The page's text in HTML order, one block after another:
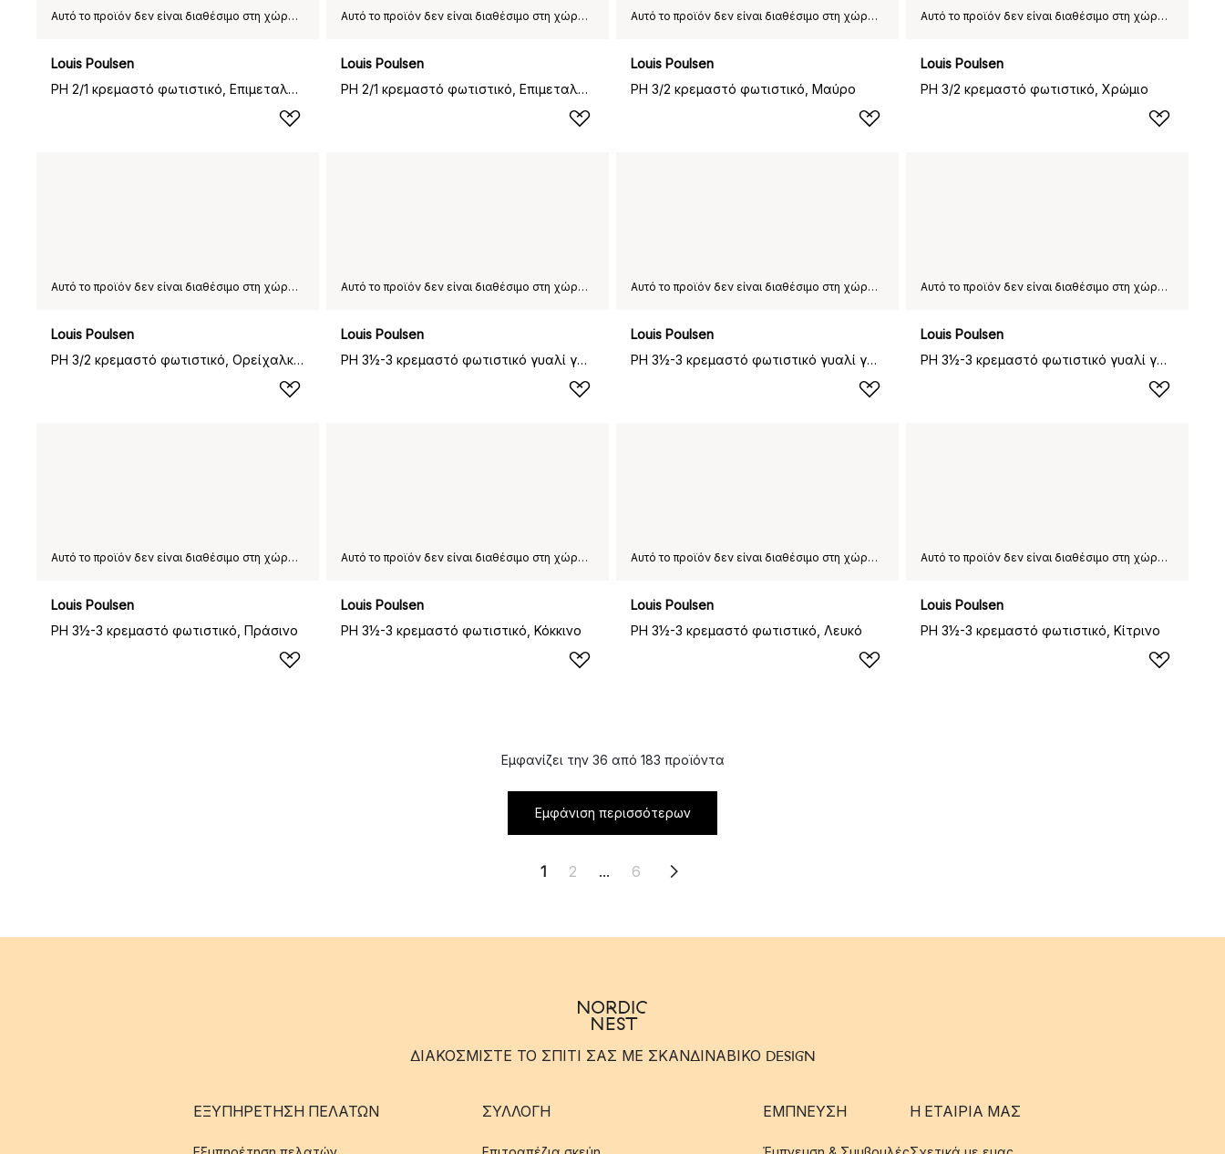
Αυτό το προϊόν δεν είναι διαθέσιμο στη χώρα παράδοσης που έχετε επιλέξει.
Louis Poulsen
PH 2/1 κρεμαστό φωτιστικό, Επιμεταλλωμένος ορείχαλκος
Αυτό το προϊόν δεν είναι διαθέσιμο στη χώρα παράδοσης που έχετε επιλέξει.
Louis Poulsen
PH 2/1 κρεμαστό φωτιστικό, Επιμεταλλωμένος ορείχαλκος
Αυτό το προϊόν δεν είναι διαθέσιμο στη χώρα παράδοσης που έχετε επιλέξει.
Louis Poulsen
PH 3/2 κρεμαστό φωτιστικό, Μαύρο
Αυτό το προϊόν δεν είναι διαθέσιμο στη χώρα παράδοσης που έχετε επιλέξει.
Louis Poulsen
PH 3/2 κρεμαστό φωτιστικό, Χρώμιο
Αυτό το προϊόν δεν είναι διαθέσιμο στη χώρα παράδοσης που έχετε επιλέξει.
Louis Poulsen
PH 3/2 κρεμαστό φωτιστικό, Ορείχαλκος
Αυτό το προϊόν δεν είναι διαθέσιμο στη χώρα παράδοσης που έχετε επιλέξει.
Louis Poulsen
PH 3½-3 κρεμαστό φωτιστικό γυαλί γάλακτος, Μαύρο
Αυτό το προϊόν δεν είναι διαθέσιμο στη χώρα παράδοσης που έχετε επιλέξει.
Louis Poulsen
PH 3½-3 κρεμαστό φωτιστικό γυαλί γάλακτος, Χρώμιο
Αυτό το προϊόν δεν είναι διαθέσιμο στη χώρα παράδοσης που έχετε επιλέξει.
Louis Poulsen
PH 3½-3 κρεμαστό φωτιστικό γυαλί γάλακτος, Ορείχαλκος
Αυτό το προϊόν δεν είναι διαθέσιμο στη χώρα παράδοσης που έχετε επιλέξει.
Louis Poulsen
PH 3½-3 κρεμαστό φωτιστικό, Πράσινο
Αυτό το προϊόν δεν είναι διαθέσιμο στη χώρα παράδοσης που έχετε επιλέξει.
Louis Poulsen
PH 3½-3 κρεμαστό φωτιστικό, Κόκκινο
Αυτό το προϊόν δεν είναι διαθέσιμο στη χώρα παράδοσης που έχετε επιλέξει.
Louis Poulsen
PH 3½-3 κρεμαστό φωτιστικό, Λευκό
Αυτό το προϊόν δεν είναι διαθέσιμο στη χώρα παράδοσης που έχετε επιλέξει.
Louis Poulsen
PH 3½-3 κρεμαστό φωτιστικό, Κίτρινο
Εμφανίζει την 36 από 183 προϊόντα
Εμφάνιση περισσότερων
1 2 ... 6
ΔΙΑΚΟΣΜΙΣΤΕ ΤΟ ΣΠΙΤΙ ΣΑΣ ΜΕ ΣΚΑΝΔΙΝΑΒΙΚΟ DESIGN
ΕΞΥΠΗΡΈΤΗΣΗ ΠΕΛΑΤΏΝ ΣΥΛΛΟΓΉ ΈΜΠΝΕΥΣΗ Η ΕΤΑΊΡΙΑ ΜΑΣ